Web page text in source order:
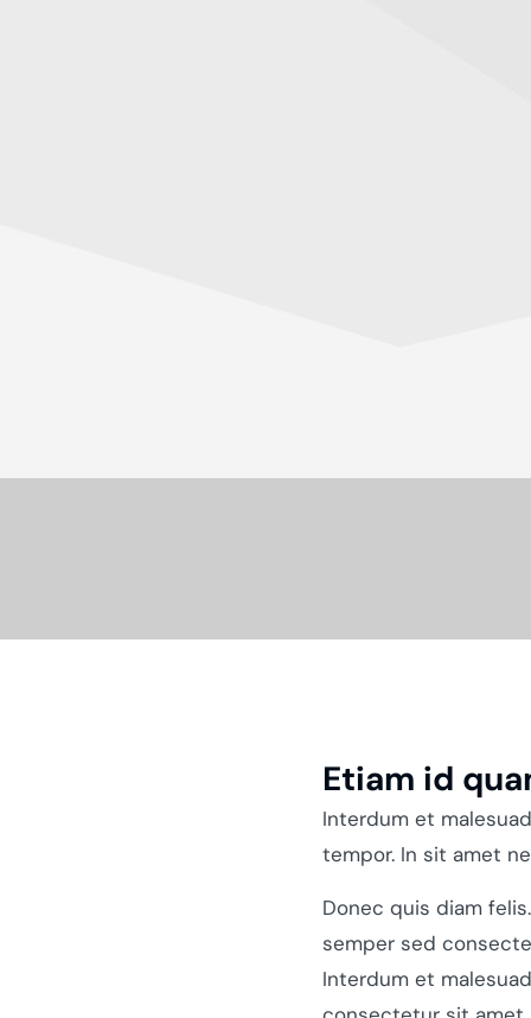
Etiam id
Interdum et
tempor. In sit amet
Donec quis diam
semper sed
Interdum et